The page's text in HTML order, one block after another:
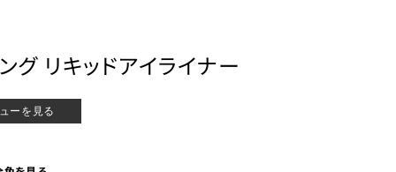
グ リキッドアイライナー
ーを見る